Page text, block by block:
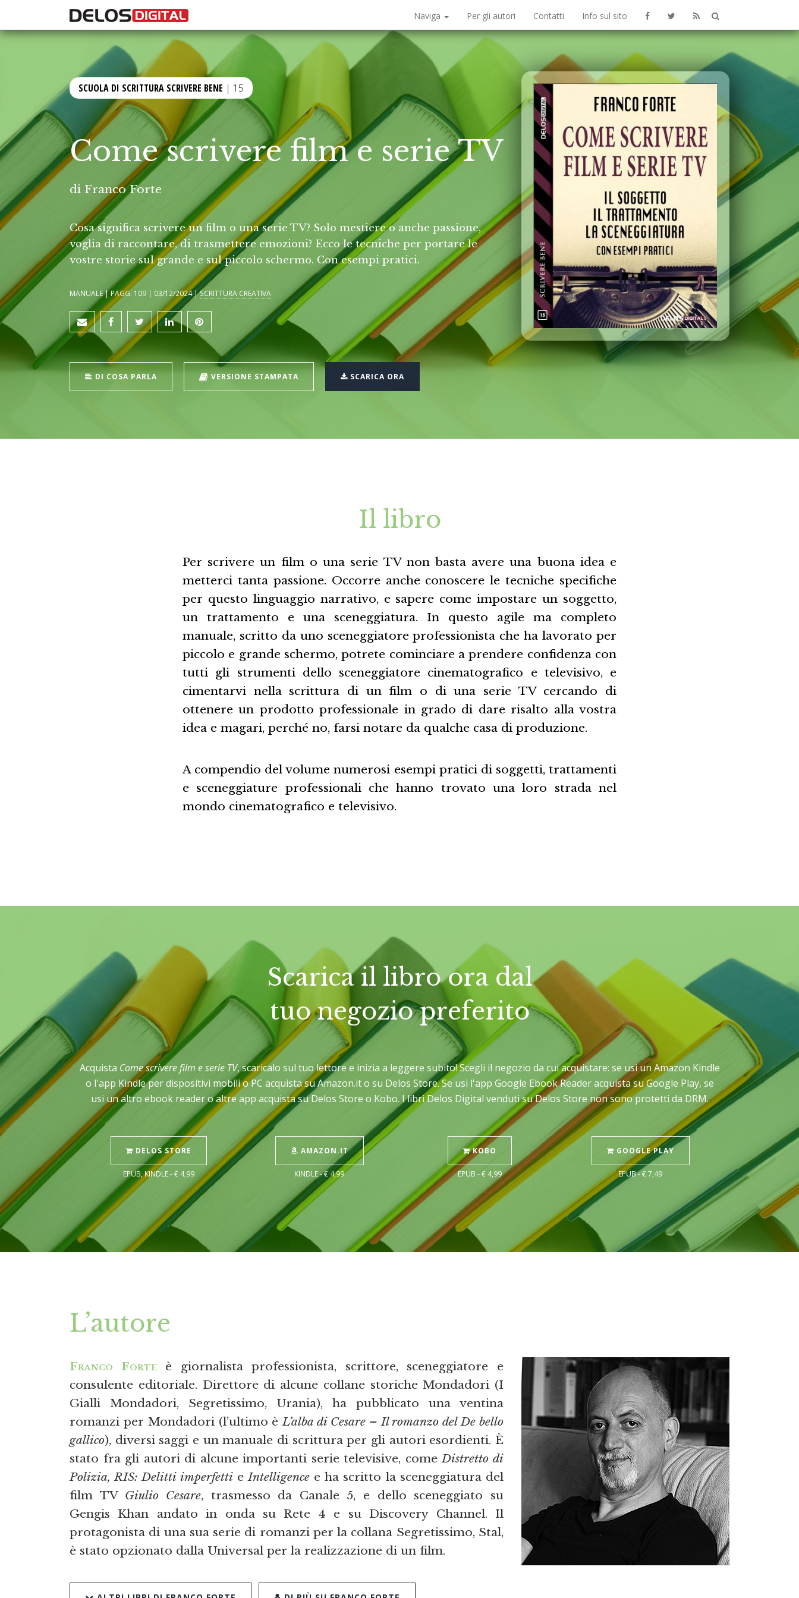
Naviga Per gli autori Contatti Info sul sito
SCUOLA DI SCRITTURA SCRIVERE BENE | 15
Come scrivere film e serie TV
di Franco Forte
Cosa significa scrivere un film o una serie TV? Solo mestiere o anche passione,
voglia di raccontare, di trasmettere emozioni? Ecco le tecniche per portare le
vostre storie sul grande e sul piccolo schermo. Con esempi pratici.
MANUALE | PAGG. 109 | 03/12/2024 |SCRITTURA CREATIVA
DI COSA PARLA VERSIONE STAMPATA SCARICA ORA
Il libro
Per scrivere un film o una serie TV non basta avere una buona idea e
metterci tanta passione. Occorre anche conoscere le tecniche specifiche
per questo linguaggio narrativo, e sapere come impostare un soggetto,
un trattamento e una sceneggiatura. In questo agile ma completo
manuale, scritto da uno sceneggiatore professionista che ha lavorato per
piccolo e grande schermo, potrete cominciare a prendere confidenza con
tutti gli strumenti dello sceneggiatore cinematografico e televisivo, e
cimentarvi nella scrittura di un film o di una serie TV cercando di
ottenere un prodotto professionale in grado di dare risalto alla vostra
idea e magari, perché no, farsi notare da qualche casa di produzione.
A compendio del volume numerosi esempi pratici di soggetti, trattamenti
e sceneggiature professionali che hanno trovato una loro strada nel
mondo cinematografico e televisivo.
Scarica il libro ora dal
tuo negozio preferito
Acquista Come scrivere film e serie TV, scaricalo sul tuo lettore e inizia a leggere subito! Scegli il negozio da cui acquistare: se usi un Amazon Kindle
o l'app Kindle per dispositivi mobili o PC acquista su Amazon.it o su Delos Store. Se usi l'app Google Ebook Reader acquista su Google Play, se
usi un altro ebook reader o altre app acquista su Delos Store o Kobo. I libri Delos Digital venduti su Delos Store non sono protetti da DRM.
DELOS STORE
EPUB, KINDLE - € 4,99
AMAZON.IT
KINDLE - € 4,99
KOBO
EPUB - € 4,99
GOOGLE PLAY
EPUB - € 7,49
L’autore
Franco Forteè giornalista professionista, scrittore, sceneggiatore e
consulente editoriale. Direttore di alcune collane storiche Mondadori (I
Gialli Mondadori, Segretissimo, Urania), ha pubblicato una ventina
romanzi per Mondadori (l’ultimo è L’alba di Cesare – Il romanzo del De bello
gallico), diversi saggi e un manuale di scrittura per gli autori esordienti. È
stato fra gli autori di alcune importanti serie televisive, come Distretto di
Polizia, RIS: Delitti imperfettie Intelligencee ha scritto la sceneggiatura del
film TV Giulio Cesare, trasmesso da Canale 5, e dello sceneggiato su
Gengis Khan andato in onda su Rete 4 e su Discovery Channel. Il
protagonista di una sua serie di romanzi per la collana Segretissimo, Stal,
è stato opzionato dalla Universal per la realizzazione di un film.